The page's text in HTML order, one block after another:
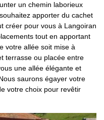
un chemin laborieux
apporter du cachet
créer pour vous à Langoiran
tout en apportant
votre allée soit mise à
terrasse ou placée entre
une allée élégante et
saurons égayer votre
votre choix pour revêtir